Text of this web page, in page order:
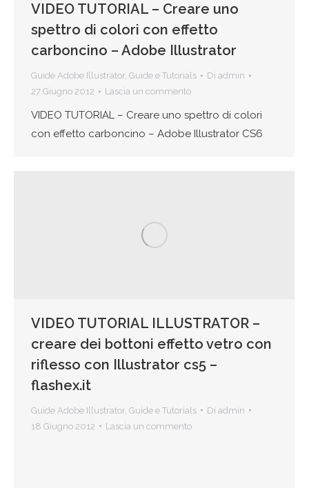
VIDEO TUTORIAL – Creare uno
spettro di colori con effetto
carboncino – Adobe Illustrator
Guide Adobe Illustrator, Guide e Tutorials Di admin
27 Giugno 2012
Lascia un commento
VIDEO TUTORIAL – Creare uno spettro di colori
con effetto carboncino – Adobe Illustrator CS6
VIDEO TUTORIAL ILLUSTRATOR –
creare dei bottoni effetto vetro con
riflesso con Illustrator cs5 –
flashex.it
Guide Adobe Illustrator, Guide e Tutorials Di admin
18 Giugno 2012
Lascia un commento